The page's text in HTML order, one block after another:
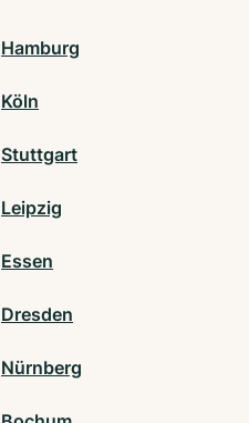
Hamburg
Köln
Stuttgart
Leipzig
Essen
Dresden
Nürnberg